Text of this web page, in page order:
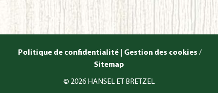
Politique de confidentialité Gestion des cookies /
Sitemap
© 2026 HANSEL ET BRETZEL